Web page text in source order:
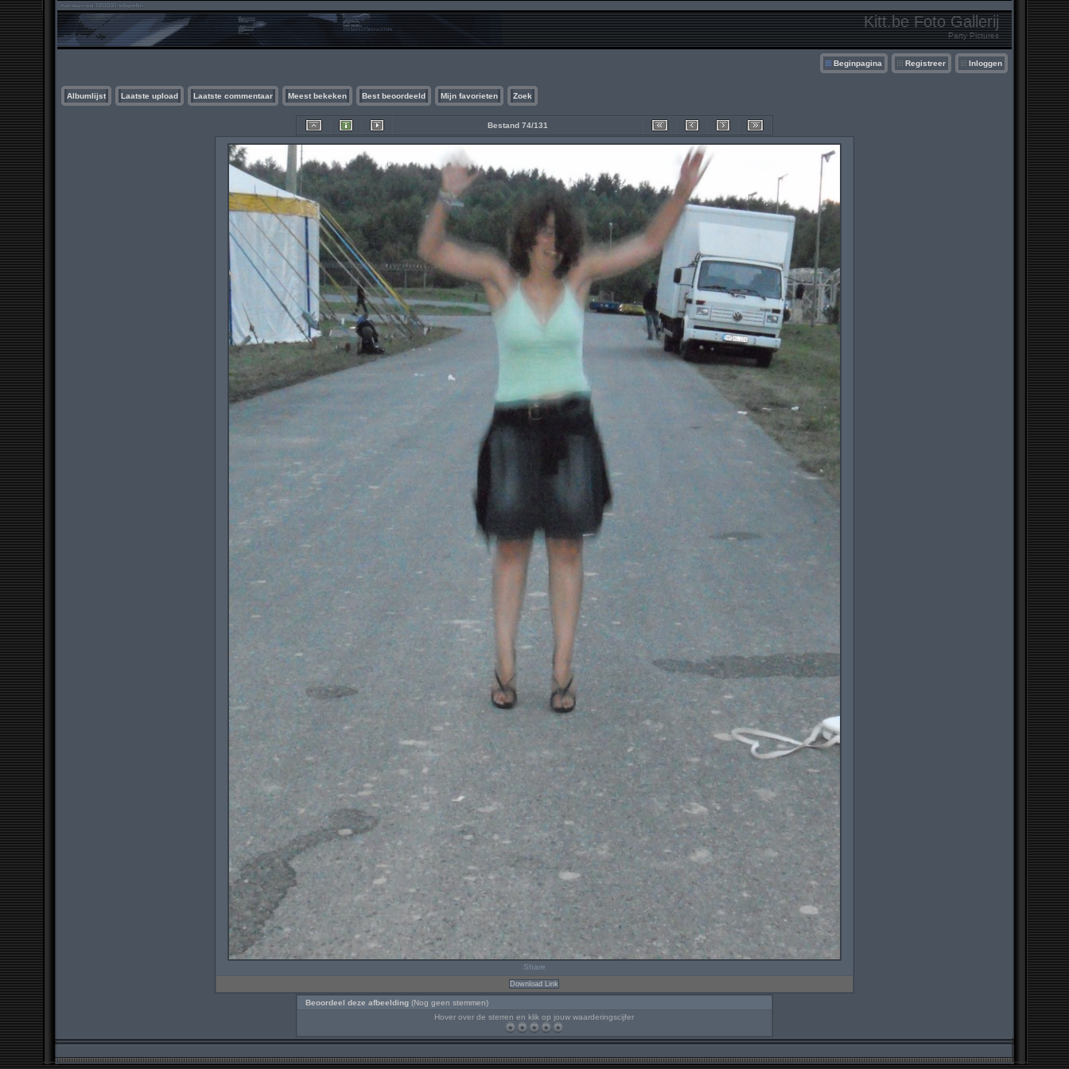
Kitt.be Foto Gallerij
Party Pictures
Beginpagina Registreer Inloggen
Albumlijst Laatste upload Laatste commentaar Meest bekeken Best beoordeeld Mijn favorieten Zoek
Bestand 74/131
Share
Download Link
Beoordeel deze afbeelding (Nog geen stemmen)
Hover over de sterren en klik op jouw waarderingscijfer